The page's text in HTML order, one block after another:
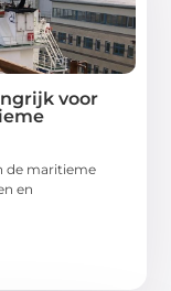
voor
de maritieme
en